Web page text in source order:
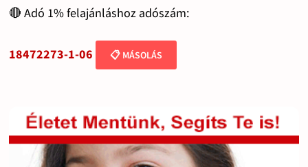
🔴 Adó 1% felajánláshoz adószám:
18472273-1-06 📋 MÁSOLÁS